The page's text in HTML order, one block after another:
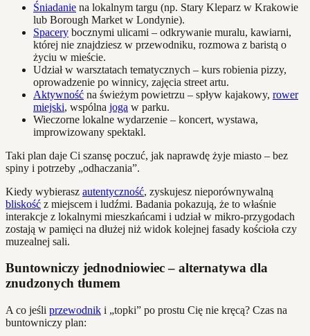
Śniadanie na lokalnym targu (np. Stary Kleparz w Krakowie
lub Borough Market w Londynie).
Spacery bocznymi ulicami – odkrywanie muralu, kawiarni,
której nie znajdziesz w przewodniku, rozmowa z baristą o
życiu w mieście.
Udział w warsztatach tematycznych – kurs robienia pizzy,
oprowadzenie po winnicy, zajęcia street artu.
Aktywność na świeżym powietrzu – spływ kajakowy, rower
miejski, wspólna joga w parku.
Wieczorne lokalne wydarzenie – koncert, wystawa,
improwizowany spektakl.
Taki plan daje Ci szansę poczuć, jak naprawdę żyje miasto – bez
spiny i potrzeby „odhaczania”.
Kiedy wybierasz autentyczność, zyskujesz nieporównywalną
bliskość z miejscem i ludźmi. Badania pokazują, że to właśnie
interakcje z lokalnymi mieszkańcami i udział w mikro-przygodach
zostają w pamięci na dłużej niż widok kolejnej fasady kościoła czy
muzealnej sali.
Buntowniczy jednodniowiec – alternatywa dla
znudzonych tłumem
A co jeśli przewodnik i „topki” po prostu Cię nie kręcą? Czas na
buntowniczy plan: